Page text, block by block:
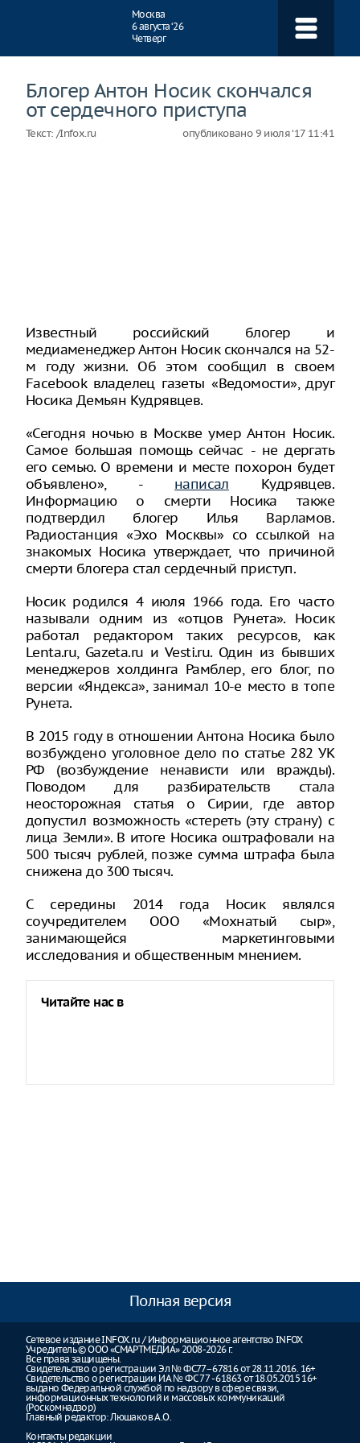
Москва
6 августа ‘26
Четверг
Блогер Антон Носик скончался
от сердечного приступа
Текст: /Infox.ru опубликовано9 июля ‘17 11:41
Известный российский блогер и
медиаменеджер Антон Носик скончался на 52-
м году жизни. Об этом сообщил в своем
Facebook владелец газеты «Ведомости», друг
Носика Демьян Кудрявцев.
«Сегодня ночью в Москве умер Антон Носик.
Самое большая помощь сейчас - не дергать
его семью. О времени и месте похорон будет
объявлено», - написал Кудрявцев.
Информацию о смерти Носика также
подтвердил блогер Илья Варламов.
Радиостанция «Эхо Москвы» со ссылкой на
знакомых Носика утверждает, что причиной
смерти блогера стал сердечный приступ.
Носик родился 4 июля 1966 года. Его часто
называли одним из «отцов Рунета». Носик
работал редактором таких ресурсов, как
Lenta.ru, Gazeta.ru и Vesti.ru. Один из бывших
менеджеров холдинга Рамблер, его блог, по
версии «Яндекса», занимал 10-е место в топе
Рунета.
В 2015 году в отношении Антона Носика было
возбуждено уголовное дело по статье 282 УК
РФ (возбуждение ненависти или вражды).
Поводом для разбирательств стала
неосторожная статья о Сирии, где автор
допустил возможность «стереть (эту страну) с
лица Земли». В итоге Носика оштрафовали на
500 тысяч рублей, позже сумма штрафа была
снижена до 300 тысяч.
С середины 2014 года Носик являлся
соучредителем ООО «Мохнатый сыр»,
занимающейся маркетинговыми
исследования и общественным мнением.
Читайте нас в
Полная версия
Сетевое издание INFOX.ru / Информационное агентство INFOX
Учредитель © ООО «СМАРТМЕДИА» 2008-2026 г.
Все права защищены.
Свидетельство о регистрации Эл № ФС77–67816 от 28.11.2016. 16+
Свидетельство о регистрации ИА № ФС 77 - 61863 от 18.05.2015 16+
выдано Федеральной службой по надзору в сфере связи,
информационных технологий и массовых коммуникаций
(Роскомнадзор)
Главный редактор: Люшаков А.О.
Контакты редакции